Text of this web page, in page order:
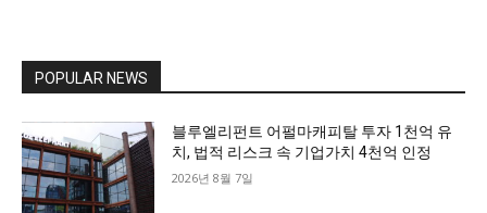
POPULAR NEWS
블루엘리펀트 어펄마캐피탈 투자 1천억 유
치, 법적 리스크 속 기업가치 4천억 인정
2026년 8월 7일